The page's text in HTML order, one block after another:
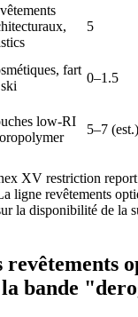
5
fart
0–1.5
low-RI
5–7 (est.)
XV restriction
ligne revêtements
la disponibilité de la
bande